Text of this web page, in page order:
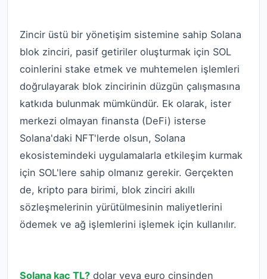
Zincir üstü bir yönetişim sistemine sahip Solana
blok zinciri, pasif getiriler oluşturmak için SOL
coinlerini stake etmek ve muhtemelen işlemleri
doğrulayarak blok zincirinin düzgün çalışmasına
katkıda bulunmak mümkündür. Ek olarak, ister
merkezi olmayan finansta (DeFi) isterse
Solana'daki NFT'lerde olsun, Solana
ekosistemindeki uygulamalarla etkileşim kurmak
için SOL'lere sahip olmanız gerekir. Gerçekten
de, kripto para birimi, blok zinciri akıllı
sözleşmelerinin yürütülmesinin maliyetlerini
ödemek ve ağ işlemlerini işlemek için kullanılır.
Solana kaç TL? dolar veya euro cinsinden